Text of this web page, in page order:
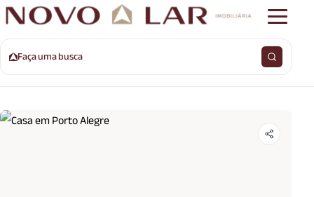
Faça uma busca